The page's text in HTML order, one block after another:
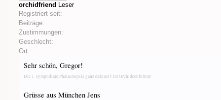
orchidfriend Leser
Registriert seit:
Beiträge:
Zustimmungen:
Geschlecht:
Ort:
Sehr schön, Gregor!
Die 1. sympodiale Phalaenopsis ganz exklusiv im Orchideenforum!
Grüsse aus München Jens